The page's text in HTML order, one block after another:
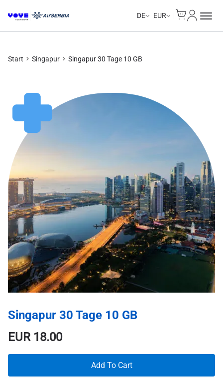
DE EUR
Start Singapur Singapur 30 Tage 10 GB
Singapur 30 Tage 10 GB
EUR18.00
Add To Cart